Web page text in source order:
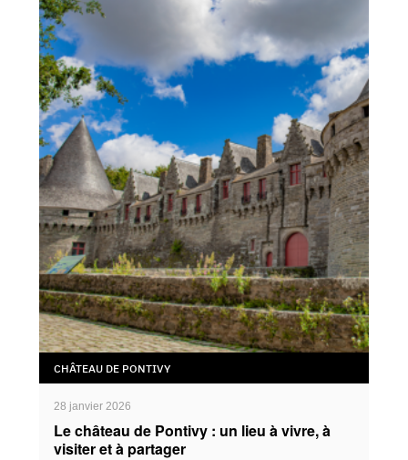
CHÂTEAU DE PONTIVY
28 janvier 2026
Le château de Pontivy : un lieu à vivre, à
visiter et à partager